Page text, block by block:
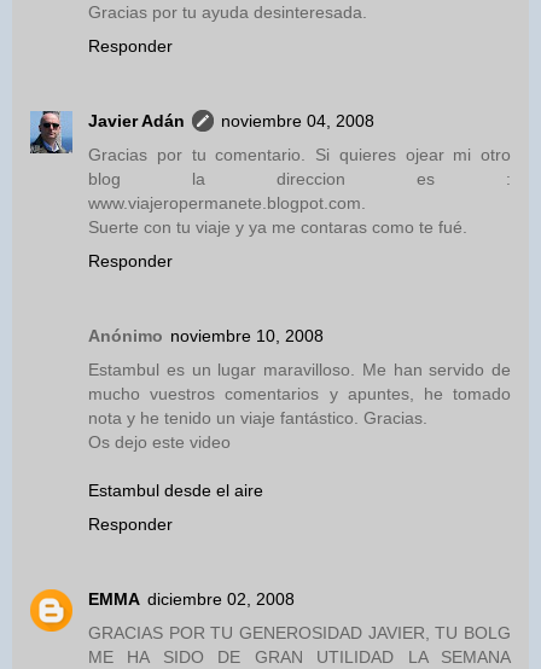
Gracias por tu ayuda desinteresada.
Responder
Javier Adán
noviembre 04, 2008
Gracias por tu comentario. Si quieres ojear mi otro
blog la direccion es :
www.viajeropermanete.blogpot.com.
Suerte con tu viaje y ya me contaras como te fué.
Responder
Anónimo noviembre 10, 2008
Estambul es un lugar maravilloso. Me han servido de
mucho vuestros comentarios y apuntes, he tomado
nota y he tenido un viaje fantástico. Gracias.
Os dejo este video
Estambul desde el aire
Responder
EMMA diciembre 02, 2008
GRACIAS POR TU GENEROSIDAD JAVIER, TU BOLG
ME HA SIDO DE GRAN UTILIDAD LA SEMANA